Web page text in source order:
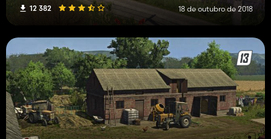
12 382 18 de outubro de 2018